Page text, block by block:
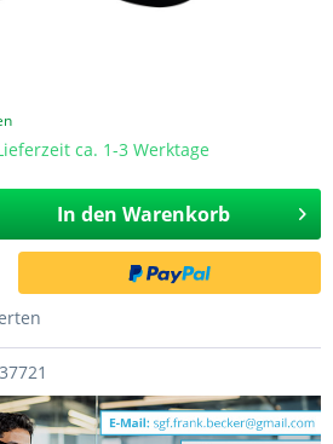
ca. 1-3 Werktage
In den Warenkorb
37721